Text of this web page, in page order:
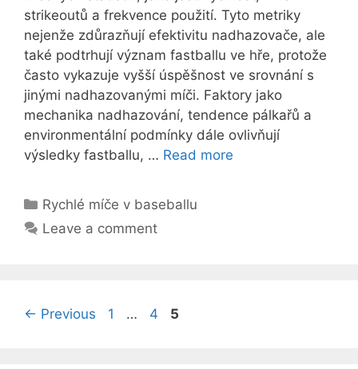
strikeoutů a frekvence použití. Tyto metriky
nejenže zdůrazňují efektivitu nadhazovače, ale
také podtrhují význam fastballu ve hře, protože
často vykazuje vyšší úspěšnost ve srovnání s
jinými nadhazovanými míči. Faktory jako
mechanika nadhazování, tendence pálkařů a
environmentální podmínky dále ovlivňují
výsledky fastballu, … Read more
Categories
Rychlé míče v baseballu
Leave a comment
← Previous Page
1 … Page
4 Page
5